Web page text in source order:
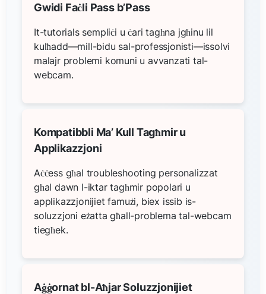
Gwidi Faċli Pass b’Pass
It-tutorials sempliċi u ċari tagħna jgħinu lil
kulħadd—mill-bidu sal-professjonisti—issolvi
malajr problemi komuni u avvanzati tal-
webcam.
Kompatibbli Ma’ Kull Tagħmir u
Applikazzjoni
Aċċess għal troubleshooting personalizzat
għal dawn l-iktar tagħmir popolari u
applikazzjonijiet famużi, biex issib is-
soluzzjoni eżatta għall-problema tal-webcam
tiegħek.
Aġġornat bl-Aħjar Soluzzjonijiet